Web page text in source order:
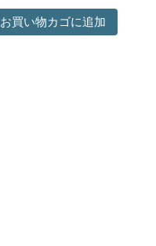
お買い物カゴに追加